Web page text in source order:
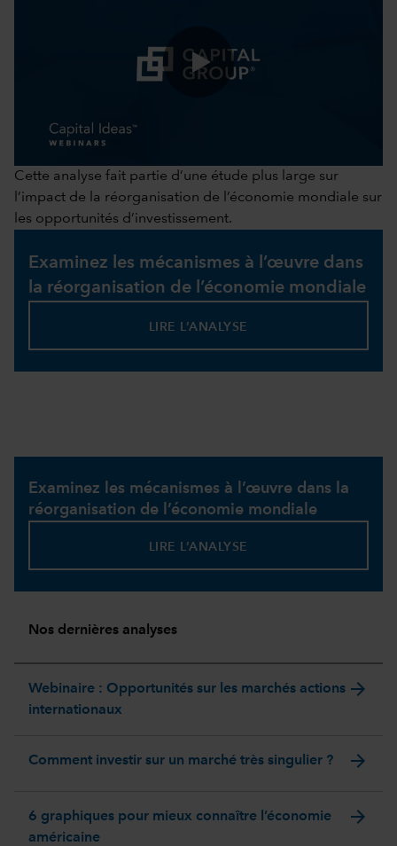
Cette analyse fait partie d’une étude plus large sur
l’impact de la réorganisation de l’économie mondiale sur
les opportunités d’investissement.
Examinez les mécanismes à l’œuvre dans
la réorganisation de l’économie mondiale
LIRE L’ANALYSE
Examinez les mécanismes à l’œuvre dans la
réorganisation de l’économie mondiale
LIRE L’ANALYSE
Nos dernières analyses
Webinaire : Opportunités sur les marchés actions
internationaux
arrow_forward
Comment investir sur un marché très singulier ? arrow_forward
6 graphiques pour mieux connaître l’économie
américaine
arrow_forward